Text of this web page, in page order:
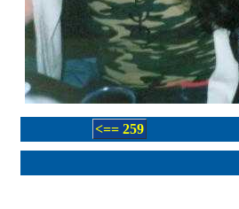
<== 259